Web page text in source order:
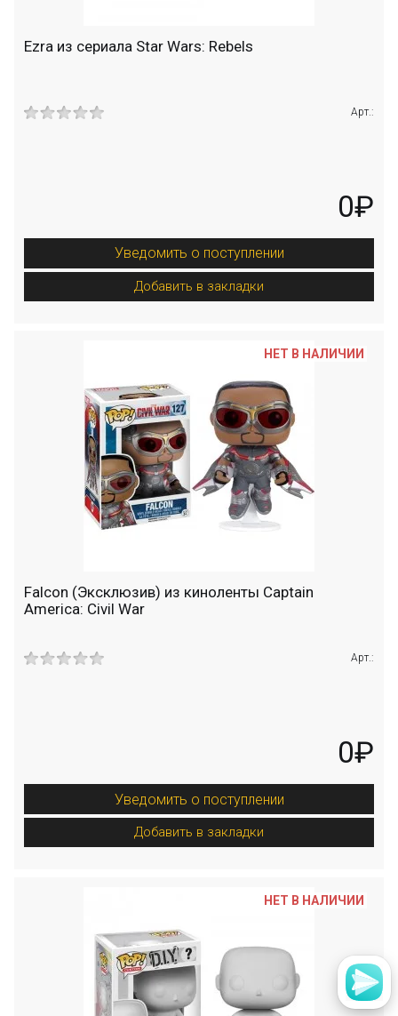
Ezra из сериала Star Wars: Rebels
Арт.:
0₽
Уведомить о поступлении
Добавить в закладки
Falcon (Эксклюзив) из киноленты Captain
America: Civil War
Арт.:
0₽
Уведомить о поступлении
Добавить в закладки
НЕТ В НАЛИЧИИ
НЕТ В НАЛИЧИИ